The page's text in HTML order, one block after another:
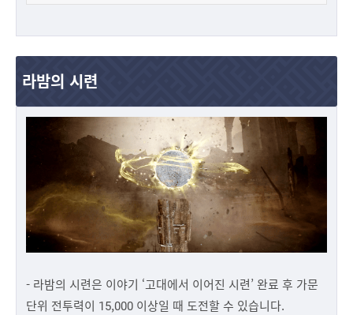
라밤의 시련
- 라밤의 시련은 이야기 ‘고대에서 이어진 시련’ 완료 후 가문
단위 전투력이 15,000 이상일 때 도전할 수 있습니다.